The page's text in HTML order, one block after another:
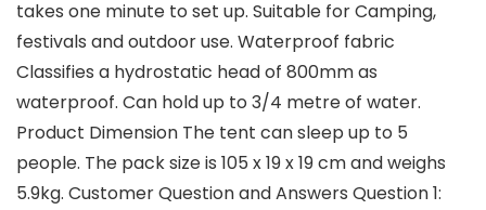
takes one minute to set up. Suitable for Camping,
festivals and outdoor use. Waterproof fabric
Classifies a hydrostatic head of 800mm as
waterproof. Can hold up to 3/4 metre of water.
Product Dimension The tent can sleep up to 5
people. The pack size is 105 x 19 x 19 cm and weighs
5.9kg. Customer Question and Answers Question 1: